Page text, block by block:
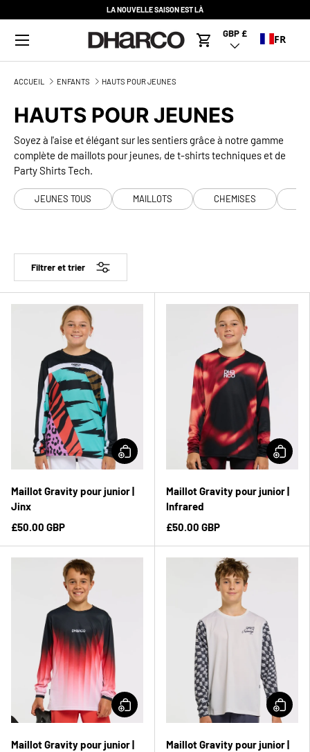
LA NOUVELLE SAISON EST LÀ
Menu
Panier
Pays/Région
GBP £ FR
ACCUEIL ENFANTS HAUTS POUR JEUNES
HAUTS POUR JEUNES
Soyez à l'aise et élégant sur les sentiers grâce à notre gamme
complète de maillots pour jeunes, de t-shirts techniques et de
Party Shirts Tech.
JEUNES TOUS MAILLOTS CHEMISES
Filtrer et trier
Maillot Gravity pour junior |
Jinx
£50.00 GBP
Maillot Gravity pour junior |
Infrared
£50.00 GBP
Maillot Gravity pour junior |
Maillot Gravity pour junior |